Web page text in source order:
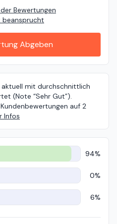
Bewertungen
beansprucht
Abgeben
mit durchschnittlich
(Note “Sehr Gut”).
auf 2
Infos
94%
0%
6%